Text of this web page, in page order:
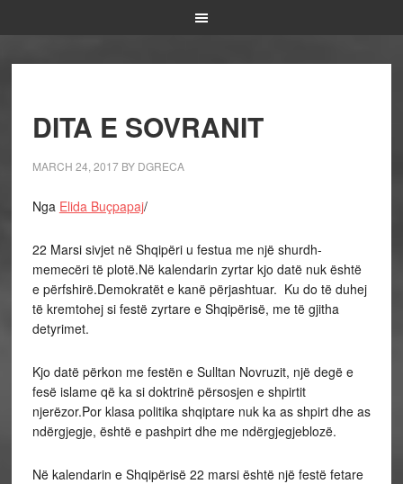
DITA E SOVRANIT
MARCH 24, 2017BY DGRECA
Nga Elida Buçpapaj/
22 Marsi sivjet në Shqipëri u festua me një shurdh-
memecëri të plotë.Në kalendarin zyrtar kjo datë nuk është
e përfshirë.Demokratët e kanë përjashtuar. Ku do të duhej
të kremtohej si festë zyrtare e Shqipërisë, me të gjitha
detyrimet.
Kjo datë përkon me festën e Sulltan Novruzit, një degë e
fesë islame që ka si doktrinë përsosjen e shpirtit
njerëzor.Por klasa politika shqiptare nuk ka as shpirt dhe as
ndërgjegje, është e pashpirt dhe me ndërgjegjeblozë.
Në kalendarin e Shqipërisë 22 marsi është një festë fetare